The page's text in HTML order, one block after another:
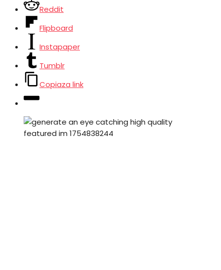
Reddit
Flipboard
Instapaper
Tumblr
Copiaza link